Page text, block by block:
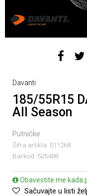
Davanti
185/55R15
All Season
Putničke
Šifra artikla: 011268
Barkod: 505488
Obavestite me kada
Sačuvajte u listi